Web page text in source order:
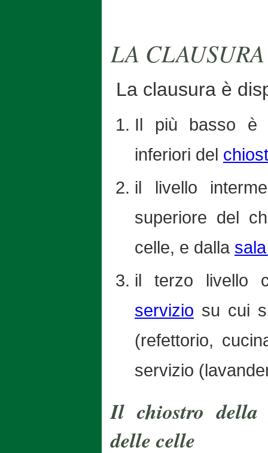
LA CLAUSURA
La clausura è
Il più basso è
inferiori del
il livello
superiore del
celle, e dalla
il terzo livello
servizio su cui
(refettorio,
servizio
Il chiostro della
delle celle